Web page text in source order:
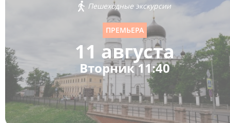
Пешеходные экскурсии
ПРЕМЬЕРА
11 августа
Вторник 11:40